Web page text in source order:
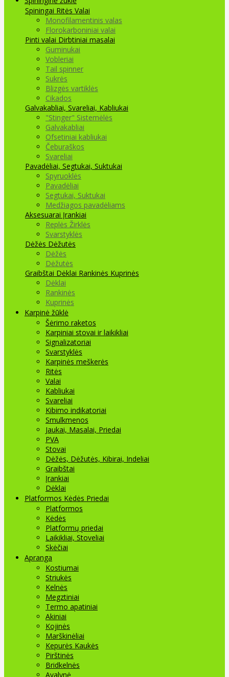
Spiningai Ritės Valai
Monofilamentinis valas
Florokarboniniai valai
Pinti valai Dirbtiniai masalai
Guminukai
Vobleriai
Tail spinner
Sukrės
Blizgės vartiklės
Cikados
Galvakabliai, Svareliai, Kabliukai
"Stinger" Sistemėlės
Galvakabliai
Ofsetiniai kabliukai
Čeburaškos
Svareliai
Pavadėliai, Segtukai, Suktukai
Spyruoklės
Pavadėliai
Segtukai, Suktukai
Medžiagos pavadėliams
Aksesuarai Įrankiai
Replės Žirklės
Svarstyklės
Dėžės Dėžutės
Dėžės
Dėžutės
Graibštai Dėklai Rankinės Kuprinės
Dėklai
Rankinės
Kuprinės
Karpinė žūklė
Šėrimo raketos
Karpiniai stovai ir laikikliai
Signalizatoriai
Svarstyklės
Karpinės meškerės
Ritės
Valai
Kabliukai
Svareliai
Kibimo indikatoriai
Smulkmenos
Jaukai, Masalai, Priedai
PVA
Stovai
Dėžės, Dėžutės, Kibirai, Indeliai
Graibštai
Įrankiai
Dėklai
Platformos Kėdės Priedai
Platformos
Kėdės
Platformų priedai
Laikikliai, Stoveliai
Skėčiai
Apranga
Kostiumai
Striukės
Kelnės
Megztiniai
Termo apatiniai
Akiniai
Kojinės
Marškinėliai
Kepurės Kaukės
Pirštinės
Bridkelnės
Avalynė